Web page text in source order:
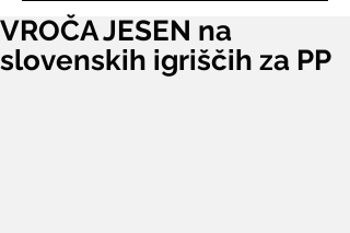
VROČA JESEN na
slovenskih igriščih za PP